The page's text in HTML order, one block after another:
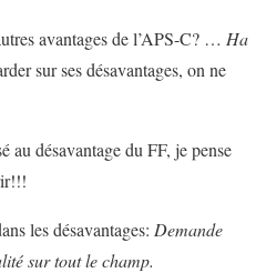
avantages de l’APS-C? … Ha
sur ses désavantages, on ne
au désavantage du FF, je pense
les désavantages: Demande
sur tout le champ.